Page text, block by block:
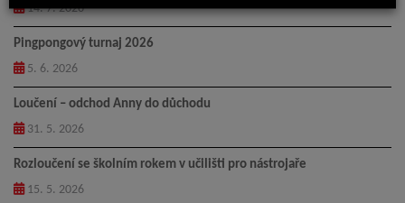
14. 7. 2026
Pingpongový turnaj 2026
5. 6. 2026
Loučení – odchod Anny do důchodu
31. 5. 2026
Rozloučení se školním rokem v učilišti pro nástrojaře
15. 5. 2026